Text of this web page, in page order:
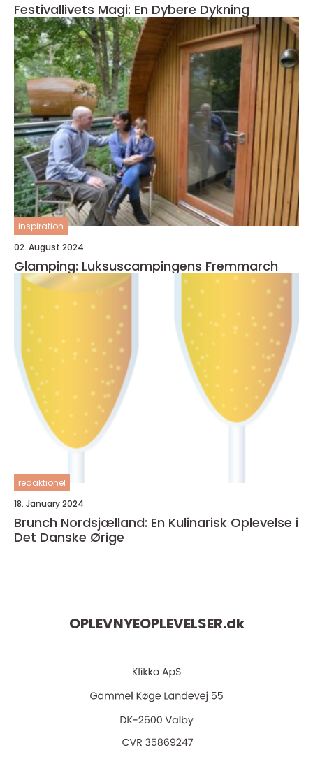
Festivallivets Magi: En Dybere Dykning
inspiration
02. August 2024
Glamping: Luksuscampingens Fremmarch
redaktionel
18. January 2024
Brunch Nordsjælland: En Kulinarisk Oplevelse i
Det Danske Ørige
OPLEVNYEOPLEVELSER.dk